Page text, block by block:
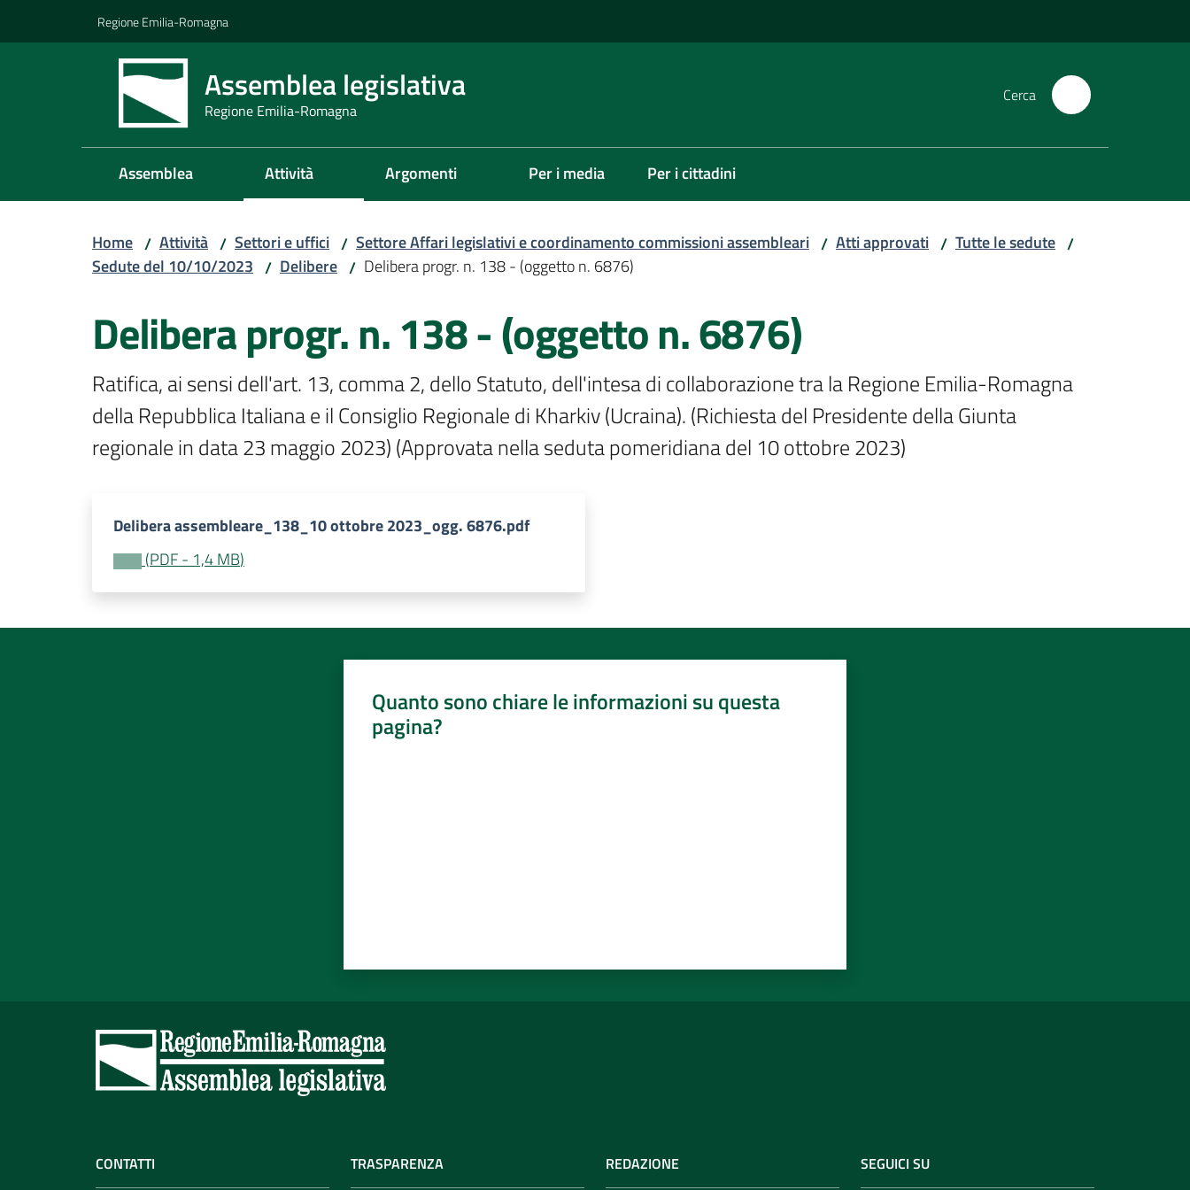
Regione Emilia-Romagna
Assemblea legislativa
Regione Emilia-Romagna
Cerca
Assemblea Attività Argomenti Per i media Per i cittadini
Home / Attività / Settori e uffici / Settore Affari legislativi e coordinamento commissioni assembleari / Atti approvati / Tutte le sedute /
Sedute del 10/10/2023 / Delibere / Delibera progr. n. 138 - (oggetto n. 6876)
Delibera progr. n. 138 - (oggetto n. 6876)
Ratifica, ai sensi dell'art. 13, comma 2, dello Statuto, dell'intesa di collaborazione tra la Regione Emilia-Romagna
della Repubblica Italiana e il Consiglio Regionale di Kharkiv (Ucraina). (Richiesta del Presidente della Giunta
regionale in data 23 maggio 2023) (Approvata nella seduta pomeridiana del 10 ottobre 2023)
Delibera assembleare_138_10 ottobre 2023_ogg. 6876.pdf
(PDF- 1,4 MB)
Quanto sono chiare le informazioni su questa
pagina?
CONTATTI TRASPARENZA REDAZIONE SEGUICI SU